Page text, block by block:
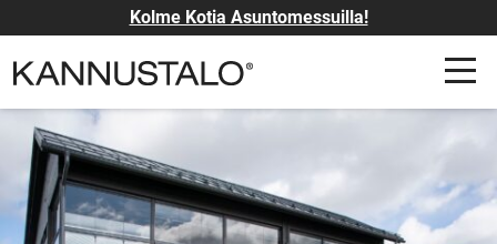
Kolme Kotia Asuntomessuilla!